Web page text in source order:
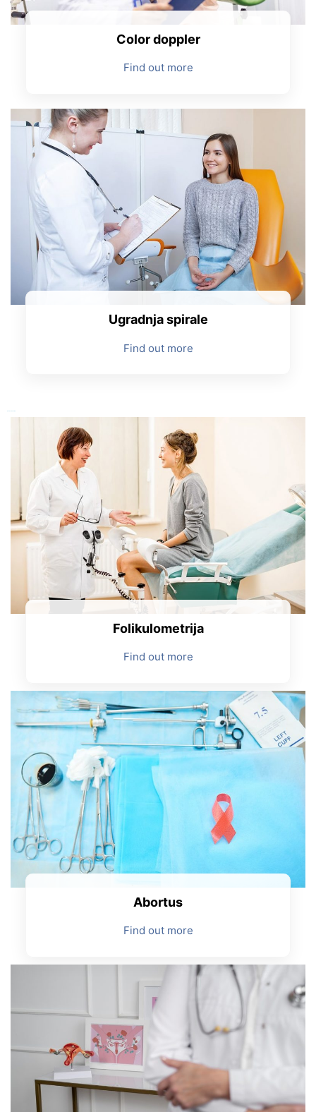
Color doppler
Find out more
Ugradnja spirale
Find out more
Folikulometrija
Find out more
Abortus
Find out more